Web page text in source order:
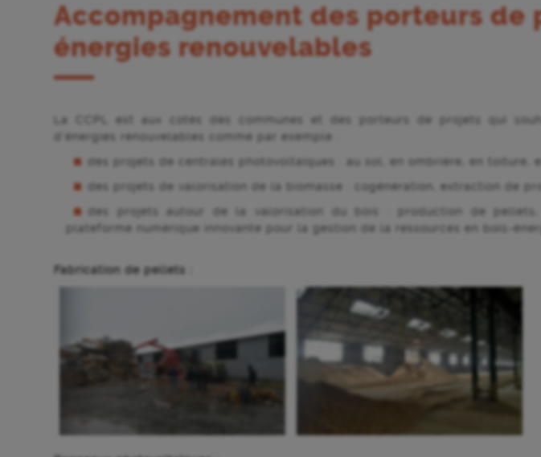
Accompagnement des porteurs de
énergies renouvelables
La CCPL est aux cotés des communes et des porteurs de projets qui
d’énergies renouvelables comme par exemple :
des projets de centrales photovoltaïques : au sol, en ombrière, en toiture,
des projets de valorisation de la biomasse : cogénération, extraction de
des projets autour de la valorisation du bois : production de
plateforme numérique innovante pour la gestion de la ressources en bois-
Fabrication de pellets :